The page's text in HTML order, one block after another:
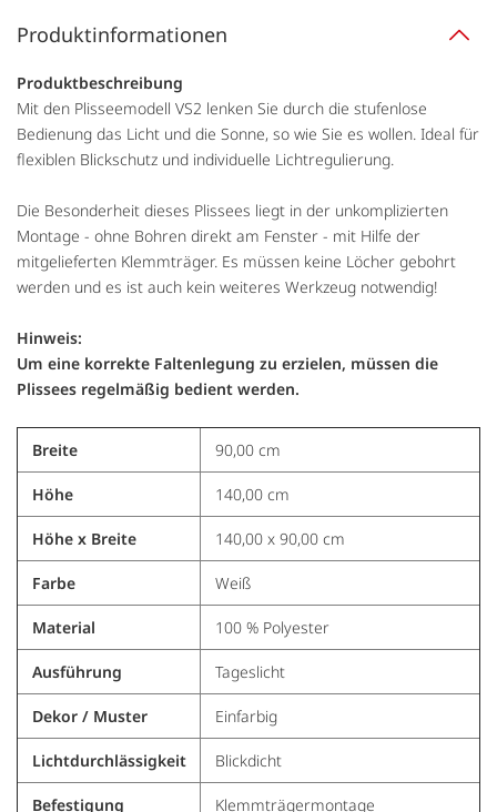
Produktinformationen
Produktbeschreibung
Mit den Plisseemodell VS2 lenken Sie durch die stufenlose
Bedienung das Licht und die Sonne, so wie Sie es wollen. Ideal für
flexiblen Blickschutz und individuelle Lichtregulierung.
Die Besonderheit dieses Plissees liegt in der unkomplizierten
Montage - ohne Bohren direkt am Fenster - mit Hilfe der
mitgelieferten Klemmträger. Es müssen keine Löcher gebohrt
werden und es ist auch kein weiteres Werkzeug notwendig!
Hinweis:
Um eine korrekte Faltenlegung zu erzielen, müssen die
Plissees regelmäßig bedient werden.
Breite 90,00 cm
Höhe 140,00 cm
Höhe x Breite 140,00 x 90,00 cm
Farbe Weiß
Material 100 % Polyester
Ausführung Tageslicht
Dekor / Muster Einfarbig
Lichtdurchlässigkeit Blickdicht
Befestigung Klemmträgermontage